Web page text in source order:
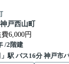
戸西山町
6,000円
/2階建
駅 バス16分 神戸市バス